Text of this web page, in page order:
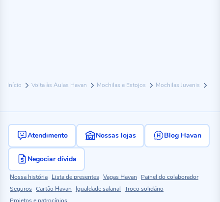
Início Volta às Aulas Havan Mochilas e Estojos Mochilas Juvenis
Atendimento Nossas lojas Blog Havan
Negociar dívida
Nossa história Lista de presentes Vagas Havan
Painel do colaborador
Seguros Cartão Havan Igualdade salarial Troco solidário